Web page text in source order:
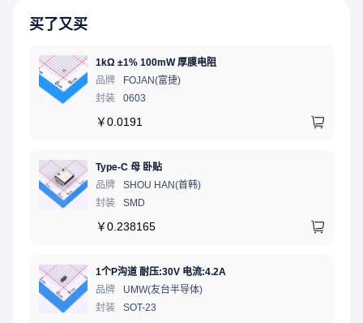
买了又买
1kΩ ±1% 100mW 厚膜电阻
品牌
FOJAN(富捷)
封装
0603
￥0.0191
Type-C 母 卧贴
品牌
SHOU HAN(首韩)
封装
SMD
￥0.238165
1个P沟道 耐压:30V 电流:4.2A
品牌
UMW(友台半导体)
封装
SOT-23